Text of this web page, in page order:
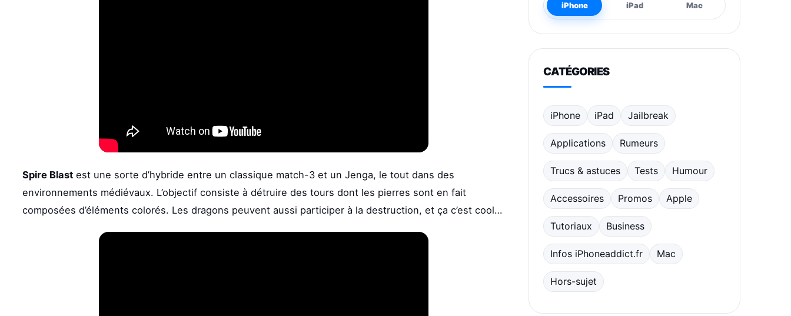
Spire Blastest une sorte d’hybride entre un classique match-3 et un Jenga, le tout dans des
environnements médiévaux. L’objectif consiste à détruire des tours dont les pierres sont en fait
composées d’éléments colorés. Les dragons peuvent aussi participer à la destruction, et ça c’est cool…
iPhone iPad Mac
CATÉGORIES
iPhone iPad Jailbreak
Applications Rumeurs
Trucs & astuces Tests Humour
Accessoires Promos Apple
Tutoriaux Business
Infos iPhoneaddict.fr Mac
Hors-sujet